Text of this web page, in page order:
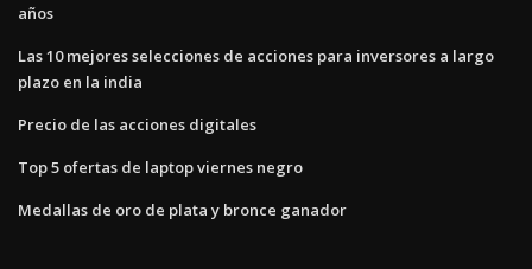
años
Las 10 mejores selecciones de acciones para inversores a largo
plazo en la india
Precio de las acciones digitales
Top 5 ofertas de laptop viernes negro
Medallas de oro de plata y bronce ganador